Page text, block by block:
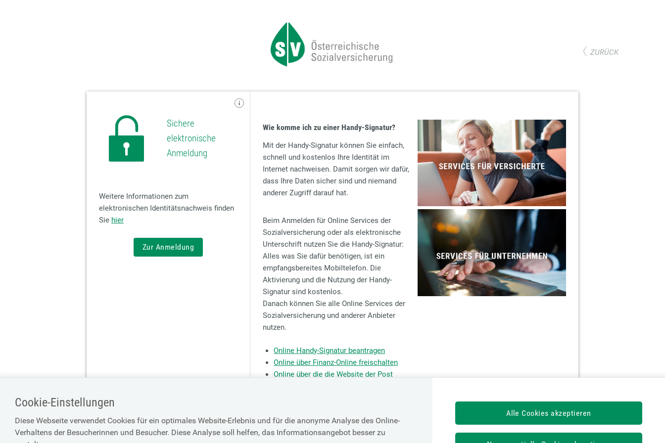
ZURÜCK
Sichere
elektronische
Anmeldung
Weitere Informationen zum
elektronischen Identitätsnachweis finden
Sie hier
Zur Anmeldung
Wie komme ich zu einer Handy-Signatur?
Mit der Handy-Signatur können Sie einfach,
schnell und kostenlos Ihre Identität im
Internet nachweisen. Damit sorgen wir dafür,
dass Ihre Daten sicher sind und niemand
anderer Zugriff darauf hat.
Beim Anmelden für Online Services der
Sozialversicherung oder als elektronische
Unterschrift nutzen Sie die Handy-Signatur:
Alles was Sie dafür benötigen, ist ein
empfangsbereites Mobiltelefon. Die
Aktivierung und die Nutzung der Handy-
Signatur sind kostenlos.
Danach können Sie alle Online Services der
Sozialversicherung und anderer Anbieter
nutzen.
Online Handy-Signatur beantragen
Online über Finanz-Online freischalten
Online über die die Website der Post
Cookie-Einstellungen
Diese Webseite verwendet Cookies für ein optimales Website-Erlebnis und für die anonyme Analyse des Online-
Verhaltens der Besucherinnen und Besucher. Diese Analyse soll helfen, das Informationsangebot besser zu
Alle Cookies akzeptieren